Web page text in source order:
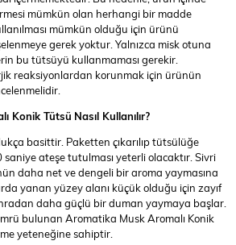
mümkün olan herhangi bir madde
mümkün olduğu için ürünü
gerek yoktur. Yalnızca misk otuna
bu tütsüyü kullanmaması gerekir.
reaksiyonlardan korunmak için ürünün
Konik Tütsü Nasıl Kullanılır?
basittir. Paketten çıkarılıp tütsülüğe
ateşe tutulması yeterli olacaktır. Sivri
daha net ve dengeli bir aroma yaymasına
yanan yüzey alanı küçük olduğu için zayıf
daha güçlü bir duman yaymaya başlar.
bulunan Aromatika Musk Aromalı Konik
yeteneğine sahiptir.